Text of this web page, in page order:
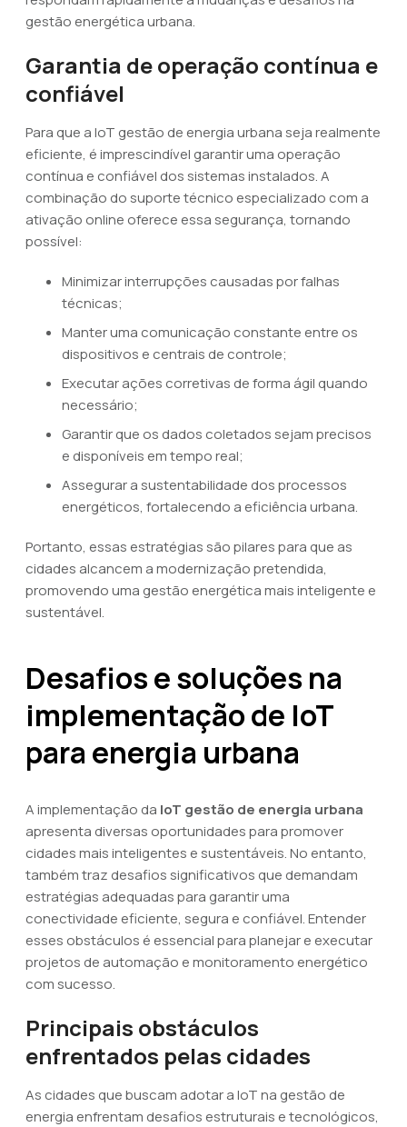
gestão energética urbana.
Garantia de operação contínua e
confiável
Para que a IoT gestão de energia urbana seja realmente
eficiente, é imprescindível garantir uma operação
contínua e confiável dos sistemas instalados. A
combinação do suporte técnico especializado com a
ativação online oferece essa segurança, tornando
possível:
Minimizar interrupções causadas por falhas
técnicas;
Manter uma comunicação constante entre os
dispositivos e centrais de controle;
Executar ações corretivas de forma ágil quando
necessário;
Garantir que os dados coletados sejam precisos
e disponíveis em tempo real;
Assegurar a sustentabilidade dos processos
energéticos, fortalecendo a eficiência urbana.
Portanto, essas estratégias são pilares para que as
cidades alcancem a modernização pretendida,
promovendo uma gestão energética mais inteligente e
sustentável.
Desafios e soluções na
implementação de IoT
para energia urbana
A implementação da IoT gestão de energia urbana
apresenta diversas oportunidades para promover
cidades mais inteligentes e sustentáveis. No entanto,
também traz desafios significativos que demandam
estratégias adequadas para garantir uma
conectividade eficiente, segura e confiável. Entender
esses obstáculos é essencial para planejar e executar
projetos de automação e monitoramento energético
com sucesso.
Principais obstáculos
enfrentados pelas cidades
As cidades que buscam adotar a IoT na gestão de
energia enfrentam desafios estruturais e tecnológicos,